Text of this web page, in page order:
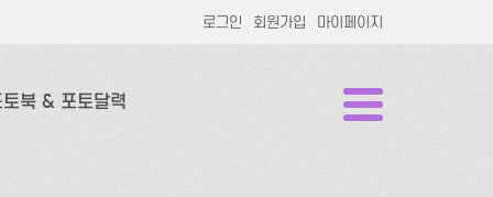
로그인 회원가입 마이페이지
북 & 포토달력